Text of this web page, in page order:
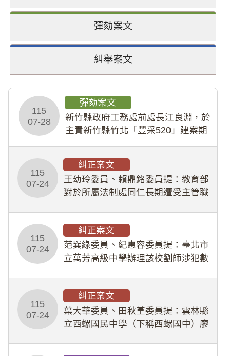
彈劾案文
糾舉案文
115
07-28
彈劾案文
新竹縣政府工務處前處長江良淵，於
主責新竹縣竹北「豐采520」建案期
幣1,483萬餘元，並長期收受建商餽
贈；復罔顧公共安全，圖利默許建商
於停工期間
115
07-24
糾正案文
王幼玲委員、賴鼎銘委員提：教育部
對於所屬法制處同仁長期遭受主管職
人員保障法」及「職業安全衛生法」
所定維護公務人員
115
07-24
糾正案文
范巽綠委員、紀惠容委員提：臺北市
立萬芳高級中學辦理該校劉師涉犯數
業把關與糾錯功能，不僅首份調查報
告漏未審酌師生不
115
07-24
糾正案文
葉大華委員、田秋堇委員提：雲林縣
立西螺國民中學（下稱西螺國中）廖